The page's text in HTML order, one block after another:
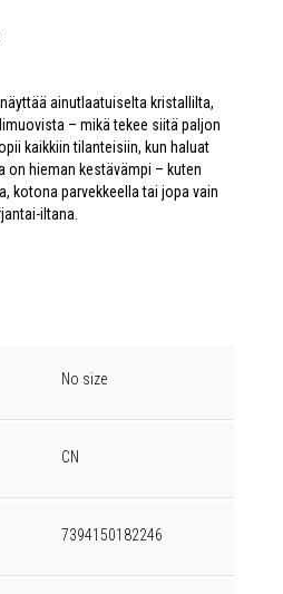
ainutlaatuiselta kristallilta,
– mikä tekee siitä paljon
kaikkiin tilanteisiin, kun haluat
on hieman kestävämpi – kuten
kotona parvekkeella tai jopa vain
iltana.
No size
CN
7394150182246